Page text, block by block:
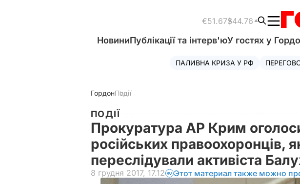
€51.67$44.76
НовиниПублікації та інтерв'юУ гостях у
ПАЛИВНА КРИЗА У РФ
ГордонПодії
ПОДІЇ
Прокуратура АР Крим
російських правоохоронців,
переслідували активіста
8 грудня 2017, 17.12 Этот материал также можно